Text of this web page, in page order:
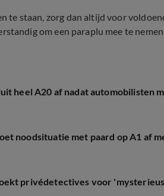
te staan, zorg dan altijd voor
om een paraplu mee te
heel A20 af nadat automobilisten
noodsituatie met paard op A1 af
privédetectives voor